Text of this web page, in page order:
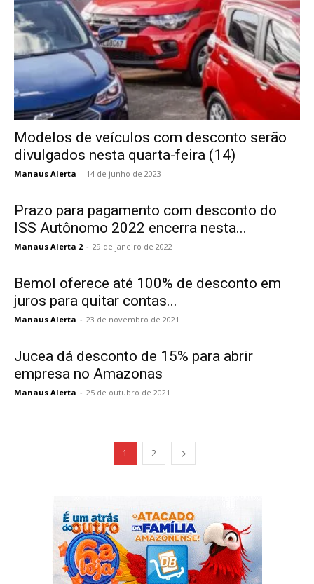
Modelos de veículos com desconto serão
divulgados nesta quarta-feira (14)
Manaus Alerta - 14 de junho de 2023
Prazo para pagamento com desconto do
ISS Autônomo 2022 encerra nesta...
Manaus Alerta 2 - 29 de janeiro de 2022
Bemol oferece até 100% de desconto em
juros para quitar contas...
Manaus Alerta - 23 de novembro de 2021
Jucea dá desconto de 15% para abrir
empresa no Amazonas
Manaus Alerta - 25 de outubro de 2021
1 2